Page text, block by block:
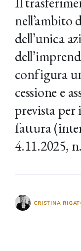
nell’ambito
dell’unica
configura
cessione e
prevista
fattura
4.11.2025,
CRISTINA